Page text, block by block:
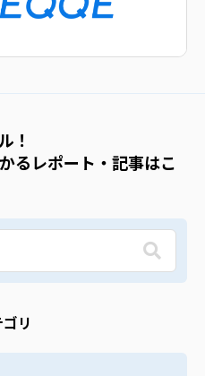
！
るレポート・記事はこ
リ